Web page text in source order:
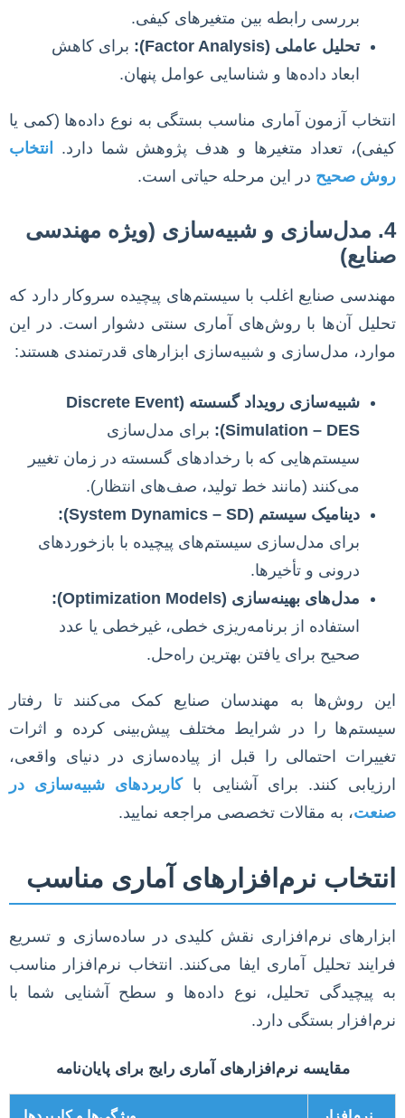
بررسی رابطه بین متغیرهای کیفی.
تحلیل عاملی (Factor Analysis):
برای کاهش
ابعاد داده‌ها و شناسایی عوامل پنهان.
انتخاب آزمون آماری مناسب بستگی به نوع داده‌ها (کمی یا
کیفی)، تعداد متغیرها و هدف پژوهش شما دارد.
انتخاب
روش صحیح در این مرحله حیاتی است.
4. مدل‌سازی و شبیه‌سازی (ویژه مهندسی
صنایع)
مهندسی صنایع اغلب با سیستم‌های پیچیده سروکار دارد که
تحلیل آن‌ها با روش‌های آماری سنتی دشوار است. در این
موارد، مدل‌سازی و شبیه‌سازی ابزارهای قدرتمندی هستند:
شبیه‌سازی رویداد گسسته (Discrete Event
Simulation – DES):
برای مدل‌سازی
سیستم‌هایی که با رخدادهای گسسته در زمان تغییر
می‌کنند (مانند خط تولید، صف‌های انتظار).
دینامیک سیستم (System Dynamics – SD):
برای مدل‌سازی سیستم‌های پیچیده با بازخوردهای
درونی و تأخیرها.
مدل‌های بهینه‌سازی (Optimization Models):
استفاده از برنامه‌ریزی خطی، غیرخطی یا عدد
صحیح برای یافتن بهترین راه‌حل.
این روش‌ها به مهندسان صنایع کمک می‌کنند تا رفتار
سیستم‌ها را در شرایط مختلف پیش‌بینی کرده و اثرات
تغییرات احتمالی را قبل از پیاده‌سازی در دنیای واقعی،
ارزیابی کنند. برای آشنایی باکاربردهای شبیه‌سازی در
صنعت، به مقالات تخصصی مراجعه نمایید.
انتخاب نرم‌افزارهای آماری مناسب
ابزارهای نرم‌افزاری نقش کلیدی در ساده‌سازی و تسریع
فرایند تحلیل آماری ایفا می‌کنند. انتخاب نرم‌افزار مناسب
به پیچیدگی تحلیل، نوع داده‌ها و سطح آشنایی شما با
نرم‌افزار بستگی دارد.
مقایسه نرم‌افزارهای آماری رایج برای پایان‌نامه